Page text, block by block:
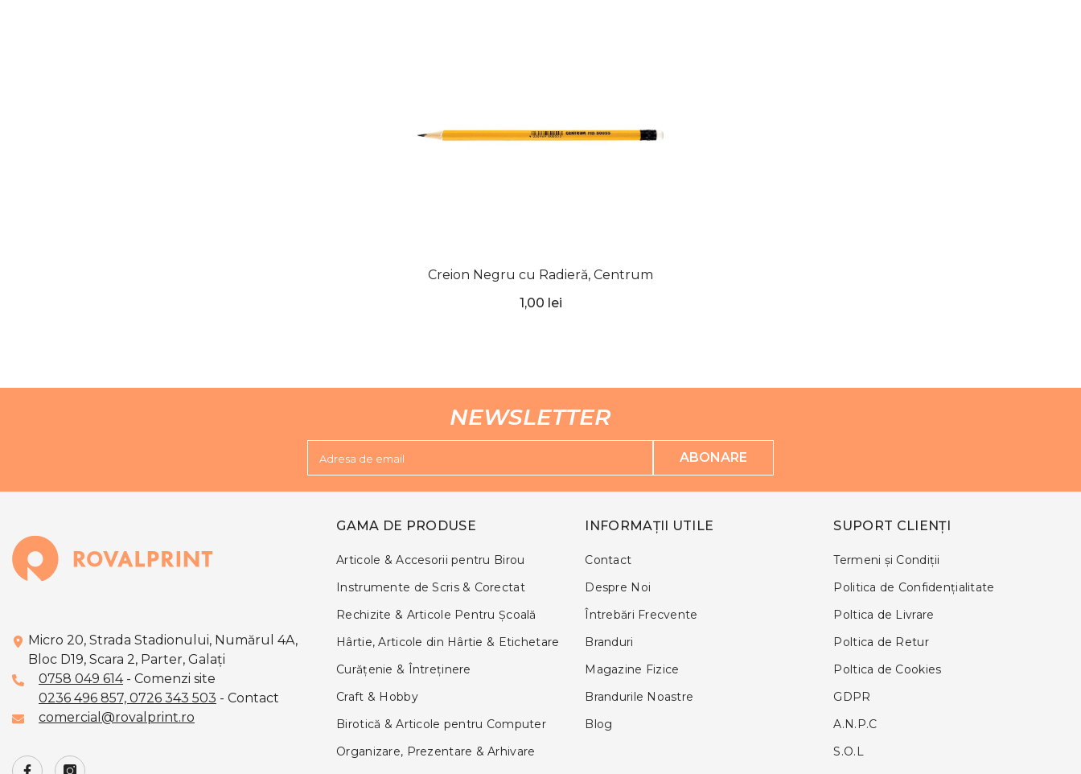
Creion Negru cu Radieră, Centrum
1,00 lei
NEWSLETTER
Adresa de email ABONARE
Micro 20, Strada Stadionului, Numărul 4A,
Bloc D19, Scara 2, Parter, Galaţi
0758 049 614- Comenzi site
0236 496 857, 0726 343 503 - Contact
comercial@rovalprint.ro
GAMA DE PRODUSE
Articole & Accesorii pentru Birou
Instrumente de Scris & Corectat
Rechizite & Articole Pentru Şcoală
Hârtie, Articole din Hârtie & Etichetare
Curățenie & Întreținere
Craft & Hobby
Birotică & Articole pentru Computer
Organizare, Prezentare & Arhivare
INFORMAȚII UTILE
Contact
Despre Noi
Întrebări Frecvente
Branduri
Magazine Fizice
Brandurile Noastre
Blog
SUPORT CLIENȚI
Termeni și Condiții
Politica de Confidențialitate
Poltica de Livrare
Poltica de Retur
Poltica de Cookies
GDPR
A.N.P.C
S.O.L